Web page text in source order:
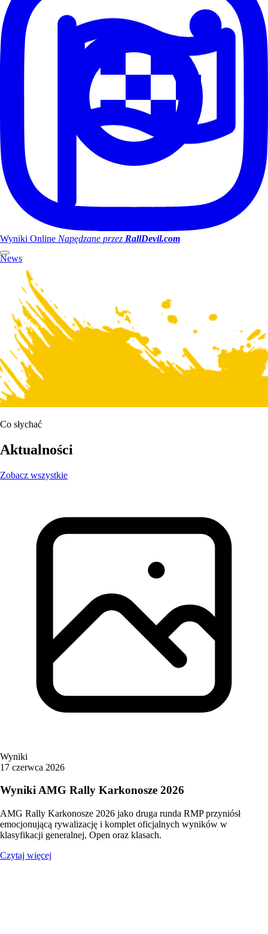
Wyniki Online Napędzane przez RallDevil.com
News
Co słychać
Aktualności
Zobacz wszystkie
Wyniki
17 czerwca 2026
Wyniki AMG Rally Karkonosze 2026
AMG Rally Karkonosze 2026 jako druga runda RMP przyniósł
emocjonującą rywalizację i komplet oficjalnych wyników w
klasyfikacji generalnej, Open oraz klasach.
Czytaj więcej